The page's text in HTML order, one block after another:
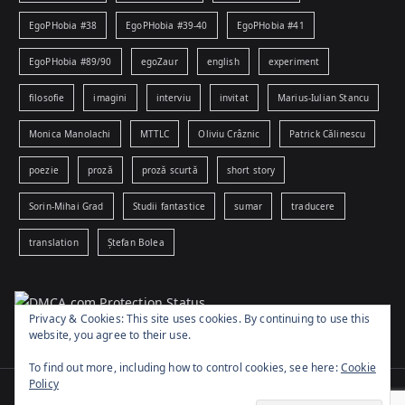
EgoPHobia #38 EgoPHobia #39-40 EgoPHobia #41
EgoPHobia #89/90 egoZaur english experiment
filosofie imagini interviu invitat Marius-Iulian Stancu
Monica Manolachi MTTLC Oliviu Crâznic Patrick Călinescu
poezie proză proză scurtă short story
Sorin-Mihai Grad Studii fantastice sumar traducere
translation Ștefan Bolea
Privacy & Cookies: This site uses cookies. By continuing to use this
website, you agree to their use.
To find out more, including how to control cookies, see here:Cookie
Policy